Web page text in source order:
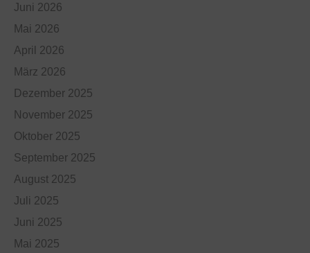
Juni 2026
Mai 2026
April 2026
März 2026
Dezember 2025
November 2025
Oktober 2025
September 2025
August 2025
Juli 2025
Juni 2025
Mai 2025